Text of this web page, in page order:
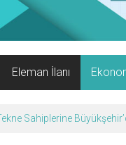
Eleman İlanı
Ağustos Fuarı